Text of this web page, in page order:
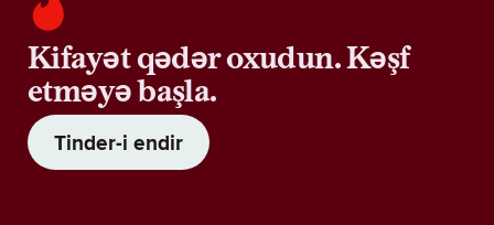
Kifayət qədər oxudun. Kəşf
etməyə başla.
Tinder-i endir